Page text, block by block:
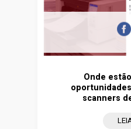
Onde
scanners